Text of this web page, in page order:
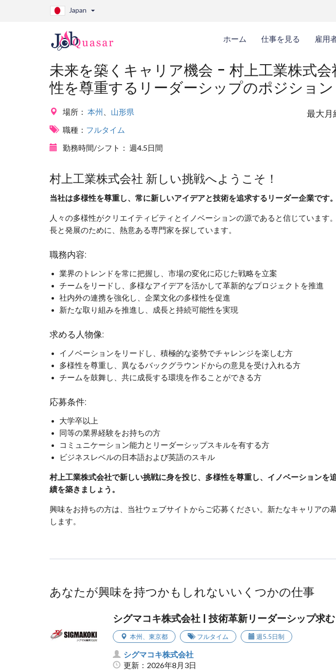
Japan
ホーム 仕事を見る 雇用
未来を築くキャリア機会 - 村上工業株式
性を尊重するリーダーシップのポジション
場所： 本州
山形県
職種： フルタイム
勤務時間/シフト： 週4.5日間
最大月
村上工業株式会社 新しい挑戦へようこそ！
当社は多様性を尊重し、常に新しいアイデアと技術を追求するリーダー企業です。
人々の多様性がクリエイティビティとイノベーションの源であると信じています
長と発展のために、熱意ある専門家を探しています。
職務内容:
業界のトレンドを常に把握し、市場の変化に応じた戦略を立案
チームをリードし、多様なアイデアを活かして革新的なプロジェクトを推進
社内外の連携を強化し、企業文化の多様性を促進
新たな取り組みを推進し、成長と持続可能性を実現
求める人物像:
イノベーションをリードし、積極的な姿勢でチャレンジを楽しむ方
多様性を尊重し、異なるバックグラウンドからの意見を受け入れる方
チームを鼓舞し、共に成長する環境を作ることができる方
応募条件:
大学卒以上
同等の業界経験をお持ちの方
コミュニケーション能力とリーダーシップスキルを有する方
ビジネスレベルの日本語および英語のスキル
村上工業株式会社で新しい挑戦に身を投じ、多様性を尊重し、イノベーションを
績を築きましょう。
興味をお持ちの方は、当社ウェブサイトからご応募ください。新たなキャリアの
します。
あなたが興味を持つかもしれないいくつかの仕事
シグマコキ株式会社 | 技術革新リーダーシップ求む
本州、 東京都 フルタイム 週5.5日制
シグマコキ株式会社
更新：2026年8月3日